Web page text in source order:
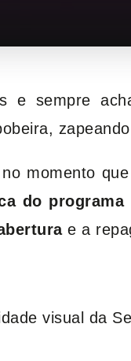
e sempre
momento
do programa
e a